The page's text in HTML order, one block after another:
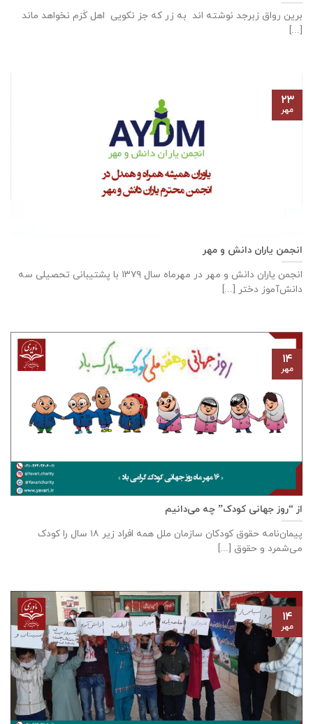
برین رواق زبرجد نوشته اند به زر که جز نکویی اهل کَرَم نخواهد ماند
[...]
انجمن یاران دانش و مهر
انجمن یاران دانش و مهر در مهرماه سال ۱۳۷۹ با پشتیبانی تحصیلی سه
دانش‌آموز دختر [...]
۲۳
مهر
از “روز جهانی کودک” چه می‌دانیم
پیمان‌نامه‌ حقوق کودکان سازمان ملل همه‌ افراد زیر ۱۸ سال را کودک
می‌شمرد و حقوق [...]
۱۴
مهر
۱۴
مهر